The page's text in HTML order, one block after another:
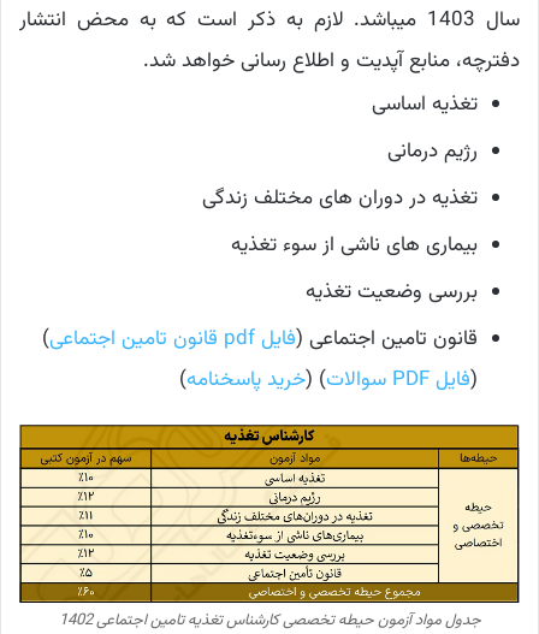
سال 1403 میباشد. لازم به ذکر است که به محض انتشار
دفترچه، منابع آپدیت و اطلاع رسانی خواهد شد.
تغذیه اساسی
رژیم درمانی
تغذیه در دوران های مختلف زندگی
بیماری های ناشی از سوء تغذیه
بررسی وضعیت تغذیه
قانون تامین اجتماعی (فایل pdf قانون تامین اجتماعی
)
(فایل PDF سوالات ) (خرید پاسخنامه)
جدول مواد آزمون حیطه تخصصی کارشناس تغذیه تامین اجتماعی 1402